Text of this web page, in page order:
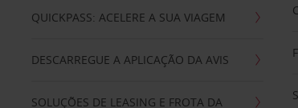
QUICKPASS: ACELERE A SUA VIAGEM
DESCARREGUE A APLICAÇÃO DA AVIS
SOLUÇÕES DE LEASING E FROTA DA